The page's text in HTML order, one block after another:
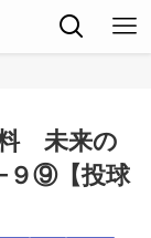
料 未来の
９⑨【投球